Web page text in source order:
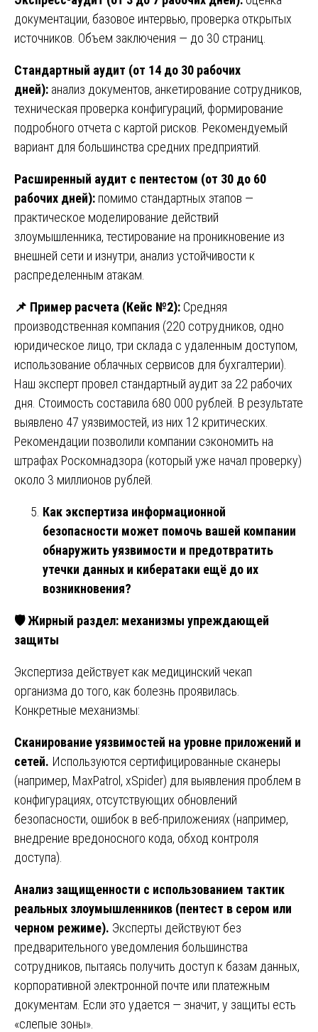
документации, базовое интервью, проверка открытых
источников. Объем заключения — до 30 страниц.
Стандартный аудит (от 14 до 30 рабочих
дней): анализ документов, анкетирование сотрудников,
техническая проверка конфигураций, формирование
подробного отчета с картой рисков. Рекомендуемый
вариант для большинства средних предприятий.
Расширенный аудит с пентестом (от 30 до 60
рабочих дней): помимо стандартных этапов —
практическое моделирование действий
злоумышленника, тестирование на проникновение из
внешней сети и изнутри, анализ устойчивости к
распределенным атакам.
📌 Пример расчета (Кейс №2): Средняя
производственная компания (220 сотрудников, одно
юридическое лицо, три склада с удаленным доступом,
использование облачных сервисов для бухгалтерии).
Наш эксперт провел стандартный аудит за 22 рабочих
дня. Стоимость составила 680 000 рублей. В результате
выявлено 47 уязвимостей, из них 12 критических.
Рекомендации позволили компании сэкономить на
штрафах Роскомнадзора (который уже начал проверку)
около 3 миллионов рублей.
Как экспертиза информационной
безопасности может помочь вашей компании
обнаружить уязвимости и предотвратить
утечки данных и кибератаки ещё до их
возникновения?
🛡️ Жирный раздел: механизмы упреждающей
защиты
Экспертиза действует как медицинский чекап
организма до того, как болезнь проявилась.
Конкретные механизмы:
Сканирование уязвимостей на уровне приложений и
сетей. Используются сертифицированные сканеры
(например, MaxPatrol, xSpider) для выявления проблем в
конфигурациях, отсутствующих обновлений
безопасности, ошибок в веб-приложениях (например,
внедрение вредоносного кода, обход контроля
доступа).
Анализ защищенности с использованием тактик
реальных злоумышленников (пентест в сером или
черном режиме). Эксперты действуют без
предварительного уведомления большинства
сотрудников, пытаясь получить доступ к базам данных,
корпоративной электронной почте или платежным
документам. Если это удается — значит, у защиты есть
«слепые зоны».